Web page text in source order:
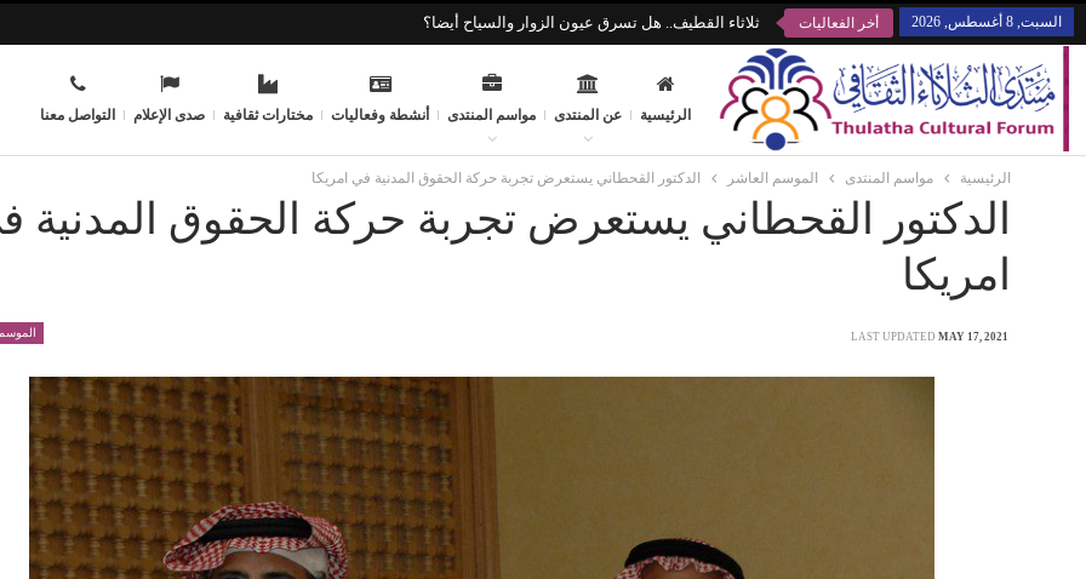
السبت, 8 أغسطس, 2026 أخر الفعاليات ثلاثاء القطيف.. هل تسرق عيون الزوار والسياح أيضا؟
الرئيسية عن المنتدى مواسم المنتدى أنشطة وفعاليات مختارات ثقافية صدى الإعلام التواصل معنا
الرئيسية مواسم المنتدى الموسم العاشر الدكتور القحطاني يستعرض تجربة حركة الحقوق المدنية في امريكا
الدكتور القحطاني يستعرض تجربة حركة الحقوق المدنية
امريكا
LAST UPDATED MAY 17, 2021